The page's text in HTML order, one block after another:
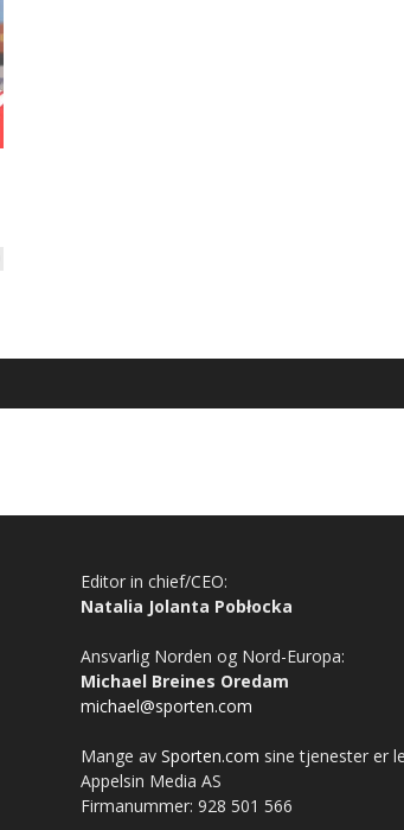
Editor in chief/CEO:
Natalia Jolanta Pobłocka
Ansvarlig Norden og Nord-Europa:
Michael Breines Oredam
michael@sporten.com
Mange av Sporten.com sine tjenester er
Appelsin Media AS
Firmanummer: 928 501 566